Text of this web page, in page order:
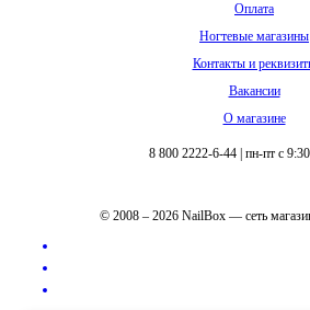
Оплата
Ногтевые магазины
Контакты и
Вакансии
О магазине
8 800 2222-6-44 пн-пт с
© 2008 – 2026 NailBox — сеть